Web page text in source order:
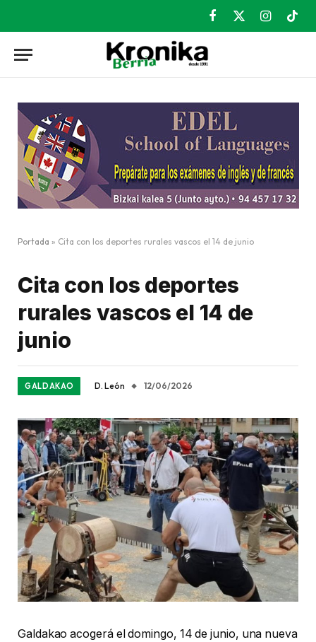
Facebook
X
Instagram
Portada » Cita con los deportes rurales vascos el 14 de junio
Cita con los deportes
rurales vascos el 14 de
junio
GALDAKAO D. León 12/06/2026
Galdakao acogerá el domingo, 14 de junio, una nueva